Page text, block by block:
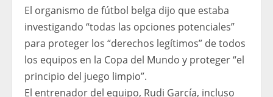
El organismo de fútbol belga dijo que estaba
investigando “todas las opciones potenciales”
para proteger los “derechos legítimos” de todos
los equipos en la Copa del Mundo y proteger “el
principio del juego limpio”.
El entrenador del equipo, Rudi García, incluso